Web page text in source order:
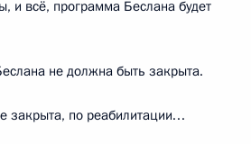
и всё, программа Беслана будет
не должна быть закрыта.
закрыта, по реабилитации…